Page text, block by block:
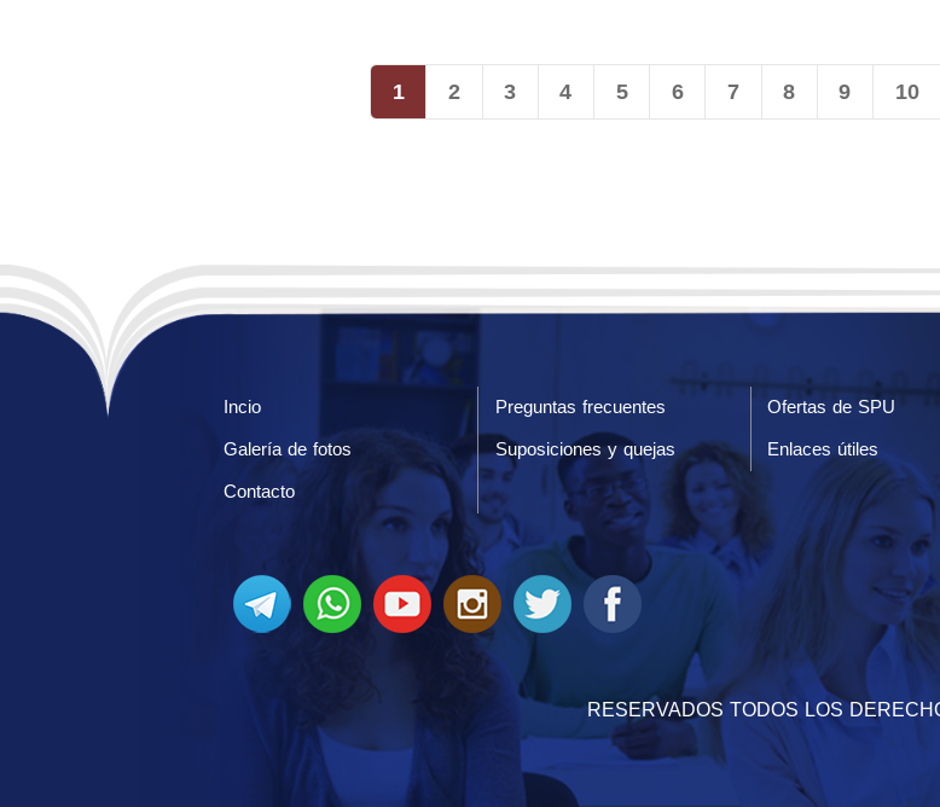
1 2 3 4 5 6 7 8 9 10
Incio Preguntas frecuentes
Ofertas de SPU
Galería de fotos
Suposiciones y quejas
Enlaces útiles
Contacto
RESERVADOS TODOS LOS